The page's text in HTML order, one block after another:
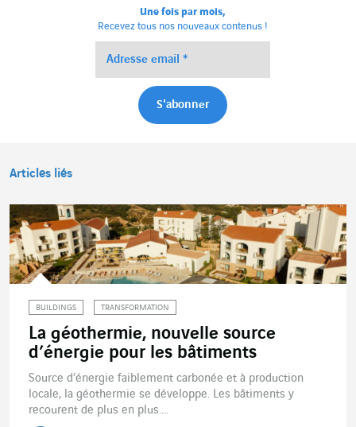
Une fois par mois,
Recevez tous nos nouveaux contenus !
Articles liés
BUILDINGS TRANSFORMATION
La géothermie, nouvelle source
d’énergie pour les bâtiments
Source d’énergie faiblement carbonée et à production
locale, la géothermie se développe. Les bâtiments y
recourent de plus en plus....